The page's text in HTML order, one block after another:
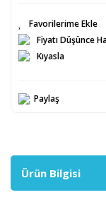
Fiyatı Düşünce
Kıyasla
Paylaş
Ürün Bilgisi